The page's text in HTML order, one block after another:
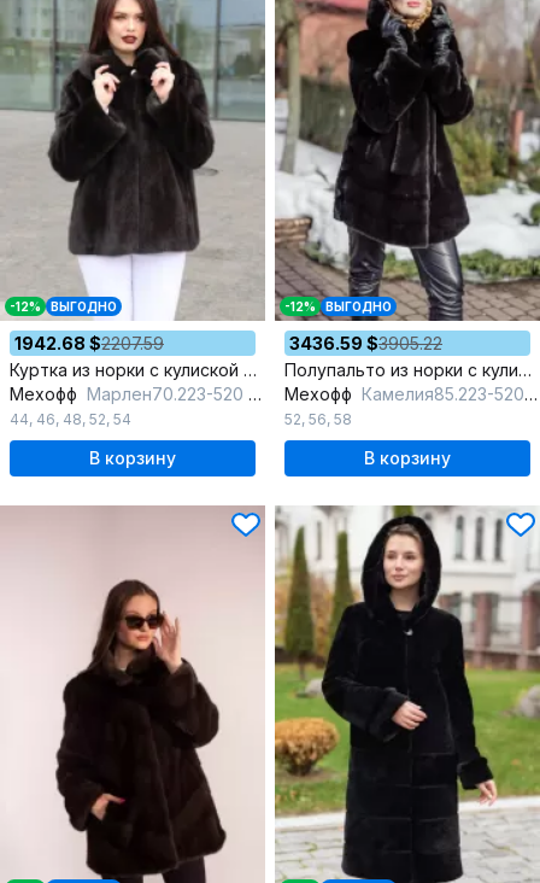
-12% ВЫГОДНО
1942.68 $2207.59
Куртка из норки с кулиской и капюшоном
Мехофф Марлен70.223-520 темно-коричневый
44, 46, 48, 52, 54
В корзину
-12% ВЫГОДНО
3436.59 $3905.22
Полупальто из норки с кулиской и угломатыми полосками
Мехофф Камелия85.223-520 темно-коричневый
52, 56, 58
В корзину